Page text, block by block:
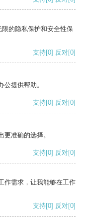
的隐私保护和安全性保
支持[0] 反对[0]
提供帮助。
支持[0] 反对[0]
准确的选择。
支持[0] 反对[0]
作需求，让我能够在工作
支持[0] 反对[0]